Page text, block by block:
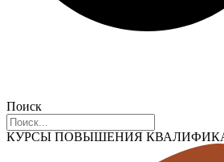
Поиск
КУРСЫ ПОВЫШЕНИЯ